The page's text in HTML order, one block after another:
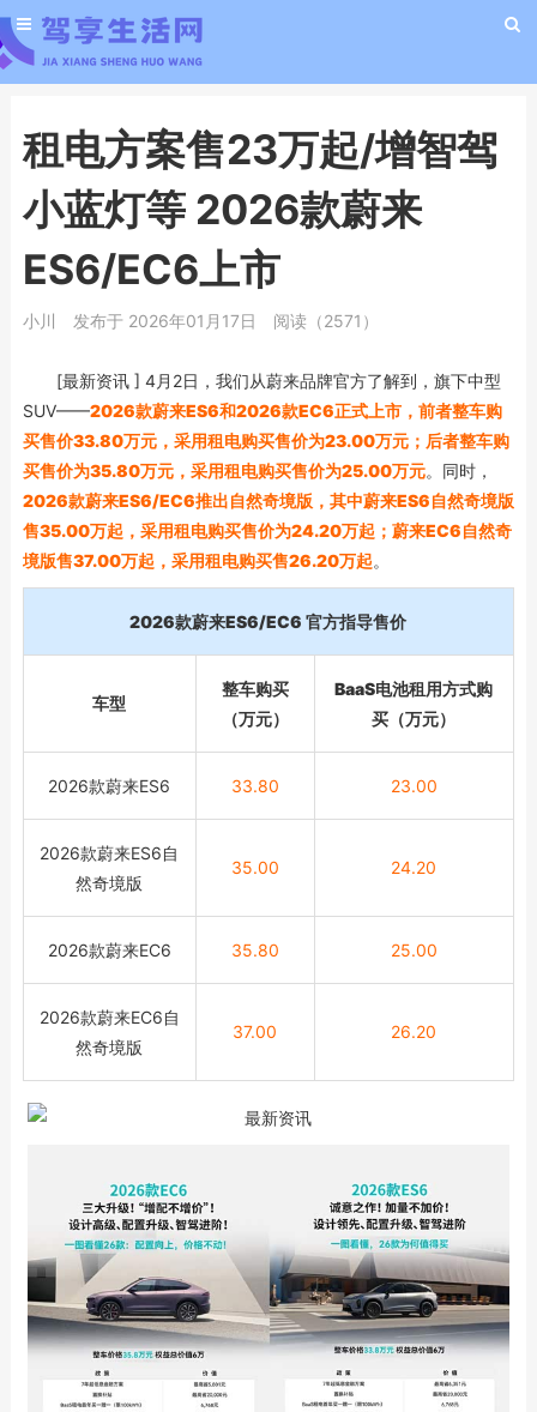
租电方案售23万起/增智驾
小蓝灯等 2026款蔚来
ES6/EC6上市
小川 发布于 2026年01月17日 阅读（2571）
[最新资讯 ] 4月2日，我们从蔚来品牌官方了解到，旗下中型
SUV——2026款蔚来ES6和2026款EC6正式上市，前者整车购
买售价33.80万元，采用租电购买售价为23.00万元；后者整车购
买售价为35.80万元，采用租电购买售价为25.00万元。同时，
2026款蔚来ES6/EC6推出自然奇境版，其中蔚来ES6自然奇境版
售35.00万起，采用租电购买售价为24.20万起；蔚来EC6自然奇
境版售37.00万起，采用租电购买售26.20万起。
2026款蔚来ES6/EC6 官方指导售价
车型
整车购买
（万元）
BaaS电池租用方式购
买（万元）
2026款蔚来ES6 33.80 23.00
2026款蔚来ES6自
然奇境版
35.00 24.20
2026款蔚来EC6 35.80 25.00
2026款蔚来EC6自
然奇境版
37.00 26.20